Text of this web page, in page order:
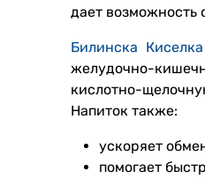
дает возможность
Билинска
желудочно-
кислотно-
Напиток также:
ускоряет
помогает